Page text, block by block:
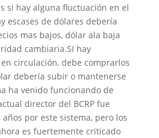
si hay alguna fluctuación en el
escases de dólares debería
mas bajos, dólar ala baja
cambiaria.SI hay
circulación, debe comprarlos
debería subir o mantenerse
ha venido funcionando de
director del BCRP fue
por este sistema, pero los
es fuertemente criticado